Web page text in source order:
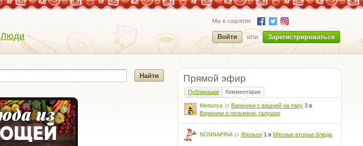
Люди
Мы в соцсетях
Войти или Зарегистрироваться
Прямой эфир
Публикации Комментарии
Medunya Вареники с вишней на пару 3 в
Вареники и пельмени, галушки
NONNAPINA Жюльен 1 вМясные вторые блюда